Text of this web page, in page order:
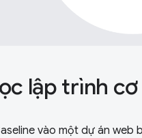
lập trình cơ
vào một dự án web